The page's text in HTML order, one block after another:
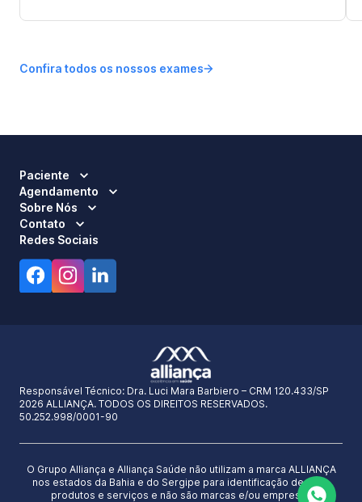
Confira todos os nossos exames
Paciente
Agendamento
Sobre Nós
Contato
Redes Sociais
Responsável Técnico: Dra. Luci Mara Barbiero – CRM 120.433/SP
2026 ALLIANÇA. TODOS OS DIREITOS RESERVADOS.
50.252.998/0001-90
O Grupo Alliança e Alliança Saúde não utilizam a marca ALLIANÇA
nos estados da Bahia e do Sergipe para identificação de seus
produtos e serviços e não são marcas e/ou empresas